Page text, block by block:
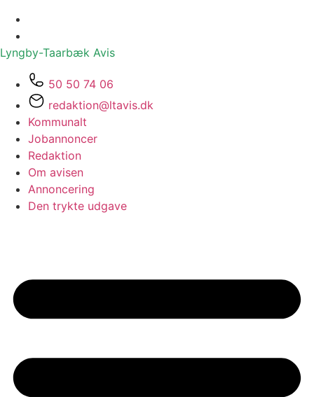
Lyngby-Taarbæk Avis
50 50 74 06
redaktion@ltavis.dk
Kommunalt
Jobannoncer
Redaktion
Om avisen
Annoncering
Den trykte udgave